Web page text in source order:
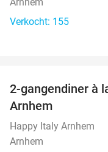
Verkocht: 155
2-gangendiner à
Arnhem
Happy Italy Arnhem
Arnhem